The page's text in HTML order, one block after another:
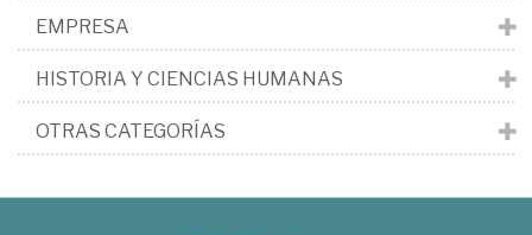
EMPRESA
HISTORIA Y CIENCIAS HUMANAS
OTRAS CATEGORÍAS